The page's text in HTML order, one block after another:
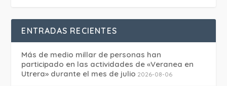
ENTRADAS RECIENTES
Más de medio millar de personas han
participado en las actividades de «Veranea en
Utrera» durante el mes de julio 2026-08-06